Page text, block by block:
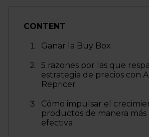
CONTENT
Ganar la Buy Box
5 razones por las que
estrategia de precios con
Repricer
Cómo impulsar el
productos de manera
efectiva